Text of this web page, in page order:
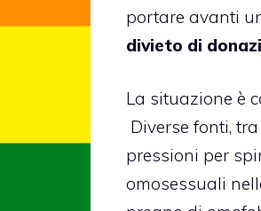
portare avanti
divieto di
La situazione è
Diverse fonti,
pressioni per
omosessuali